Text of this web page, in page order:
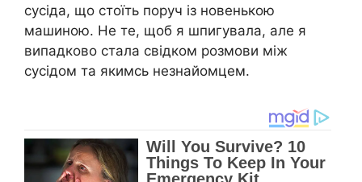
сусіда, що стоїть поруч із новенькою
машиною. Не те, щоб я шпигувала, але я
випадково стала свідком розмови між
сусідом та якимсь незнайомцем.